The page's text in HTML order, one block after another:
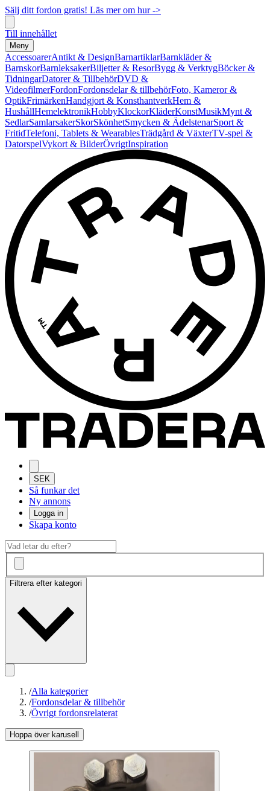
Sälj ditt fordon gratis! Läs mer om hur ->
Till innehållet
Meny
AccessoarerAntikt & DesignBarnartiklarBarnkläder &
BarnskorBarnleksakerBiljetter & ResorBygg & VerktygBöcker &
TidningarDatorer & TillbehörDVD &
VideofilmerFordonFordonsdelar & tillbehörFoto, Kameror &
OptikFrimärkenHandgjort & KonsthantverkHem &
HushållHemelektronikHobbyKlockorKläderKonstMusikMynt &
SedlarSamlarsakerSkorSkönhetSmycken & ÄdelstenarSport &
FritidTelefoni, Tablets & WearablesTrädgård & VäxterTV-spel &
DatorspelVykort & BilderÖvrigtInspiration
SEK
Så funkar det
Ny annons
Logga in
Skapa konto
Filtrera efter kategori
/Alla kategorier
/Fordonsdelar & tillbehör
/Övrigt fordonsrelaterat
Hoppa över karusell